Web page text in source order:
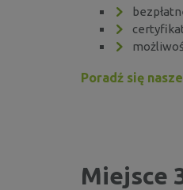
Poradź się
Miejsce